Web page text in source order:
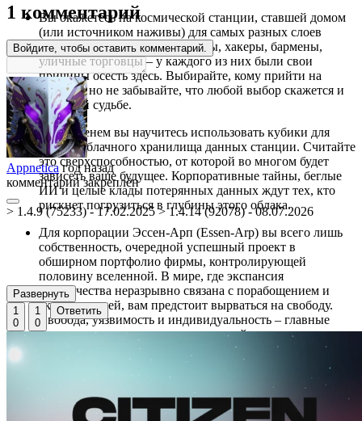
Вы окажетесь на космической станции, ставшей домом
(или источником наживы) для самых разных слоев
общества. Мародеры, инженеры, хакеры, бармены,
уличные торговцы – у каждого из них были свои
причины осесть здесь. Выбирайте, кому прийти на
помощь, но не забывайте, что любой выбор скажется и
на вашей судьбе.
Со временем вы научитесь использовать кубики для
взлома облачного хранилища данных станции. Считайте
это сверхспособностью, от которой во многом будет
зависеть ваше будущее. Корпоративные тайны, беглые
ИИ и целые клады потерянных данных ждут тех, кто
рискнет погрузиться в глубины этого облака.
Для корпорации Эссен-Арп (Essen-Arp) вы всего лишь
собственность, очередной успешный проект в
обширном портфолио фирмы, контролирующей
половину вселенной. В мире, где экспансия
человечества неразрывно связана с порабощением и
эксплуатацией, вам предстоит вырваться на свободу.
Свобода, уязвимость и индивидуальность – главные
темы, которые развивают сюжет этой научно-
1 комментарий
Войдите, чтобы оставить комментарий.
Appnetica год назад
комментарий закреплён
> 1.4.9 (75233) - 17.02.2025 > 1.4.14 (92078) - 08.07.2026
Развернуть
1
0
1
0
Ответить